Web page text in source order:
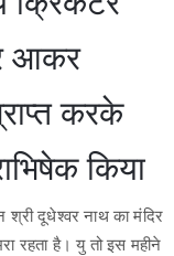
आकर
करके
किया
दूधेश्वर नाथ का मंदिर
रहता है। यु तो इस महीने